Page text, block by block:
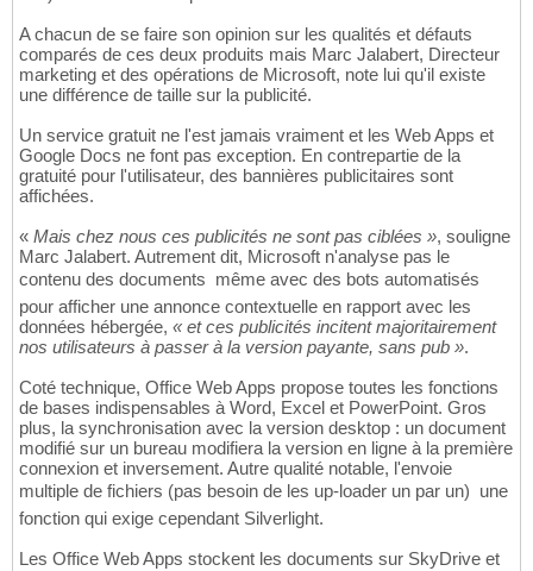
A chacun de se faire son opinion sur les qualités et défauts
comparés de ces deux produits mais Marc Jalabert, Directeur
marketing et des opérations de Microsoft, note lui qu'il existe
une différence de taille sur la publicité.
Un service gratuit ne l'est jamais vraiment et les Web Apps et
Google Docs ne font pas exception. En contrepartie de la
gratuité pour l'utilisateur, des bannières publicitaires sont
affichées.
« Mais chez nous ces publicités ne sont pas ciblées », souligne
Marc Jalabert. Autrement dit, Microsoft n'analyse pas le
contenu des documents  même avec des bots automatisés 
pour afficher une annonce contextuelle en rapport avec les
données hébergée, « et ces publicités incitent majoritairement
nos utilisateurs à passer à la version payante, sans pub ».
Coté technique, Office Web Apps propose toutes les fonctions
de bases indispensables à Word, Excel et PowerPoint. Gros
plus, la synchronisation avec la version desktop : un document
modifié sur un bureau modifiera la version en ligne à la première
connexion et inversement. Autre qualité notable, l'envoie
multiple de fichiers (pas besoin de les up-loader un par un)  une
fonction qui exige cependant Silverlight.
Les Office Web Apps stockent les documents sur SkyDrive et